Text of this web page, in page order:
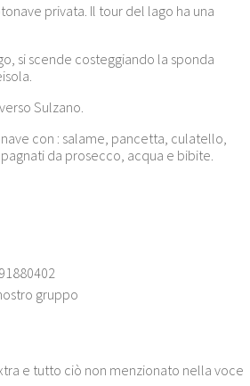
privata. Il tour del lago ha una
si scende costeggiando la sponda
Sulzano.
con : salame, pancetta, culatello,
da prosecco, acqua e bibite.
gruppo
e tutto ciò non menzionato nella voce